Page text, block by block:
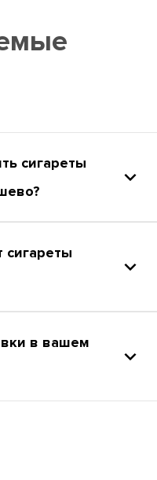
сигареты
сигареты
в вашем